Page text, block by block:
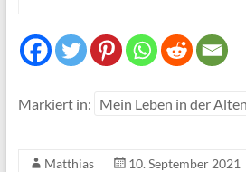
Markiert in: Mein Leben in der
Matthias 10. September 2021